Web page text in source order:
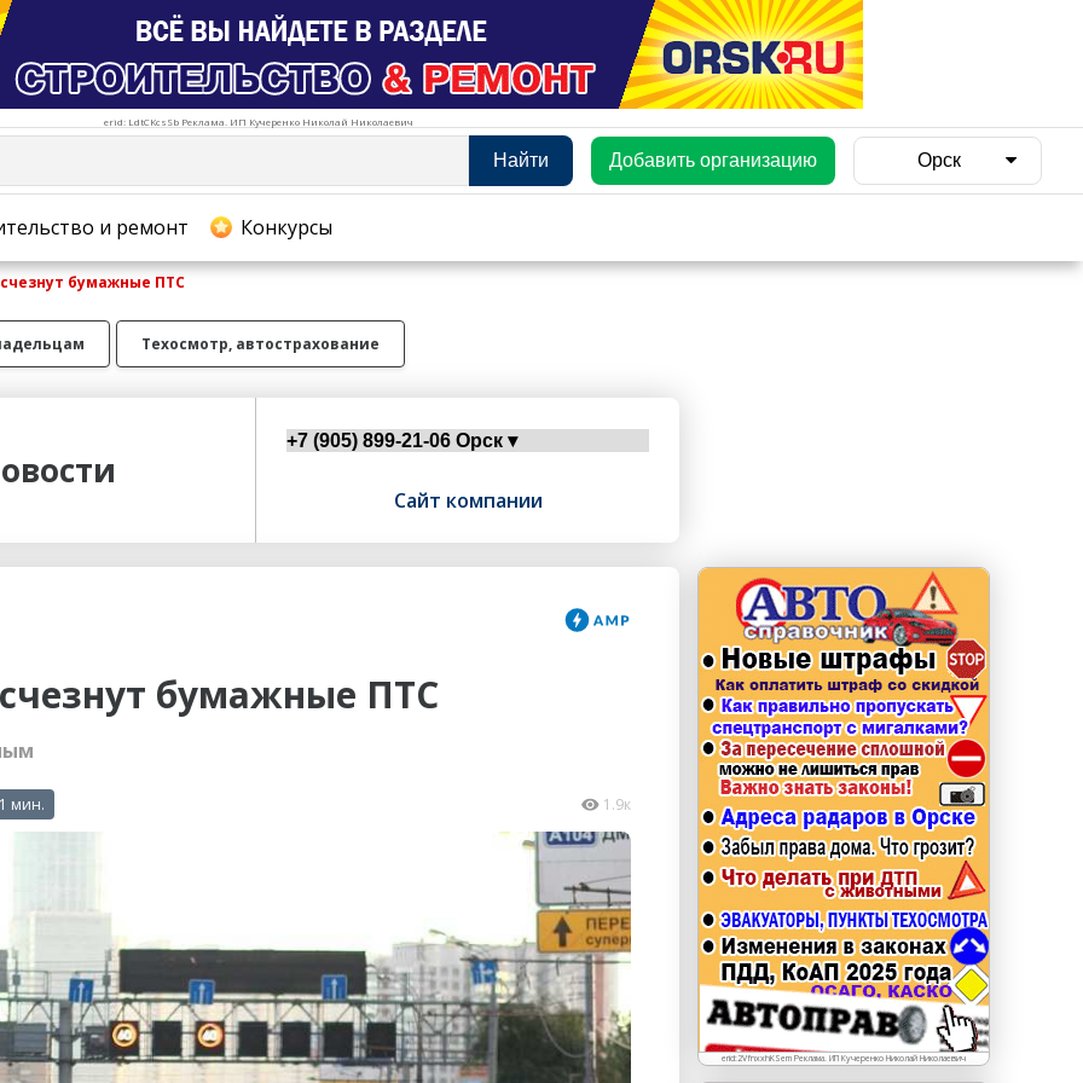
erid: LdtCKcsSb Реклама. ИП Кучеренко Николай Николаевич
Найти Добавить организацию Орск
и ремонт Конкурсы
erid: LdtCKJjWj Реклама. ИП Кучеренко Николай
Николаевич
бумажные ПТС
Техосмотр, автострахование
Сайт компании
бумажные ПТС
мин. 1.9к
erid:2VfnxxhKSem Реклама. ИП Кучеренко Николай Николаевич